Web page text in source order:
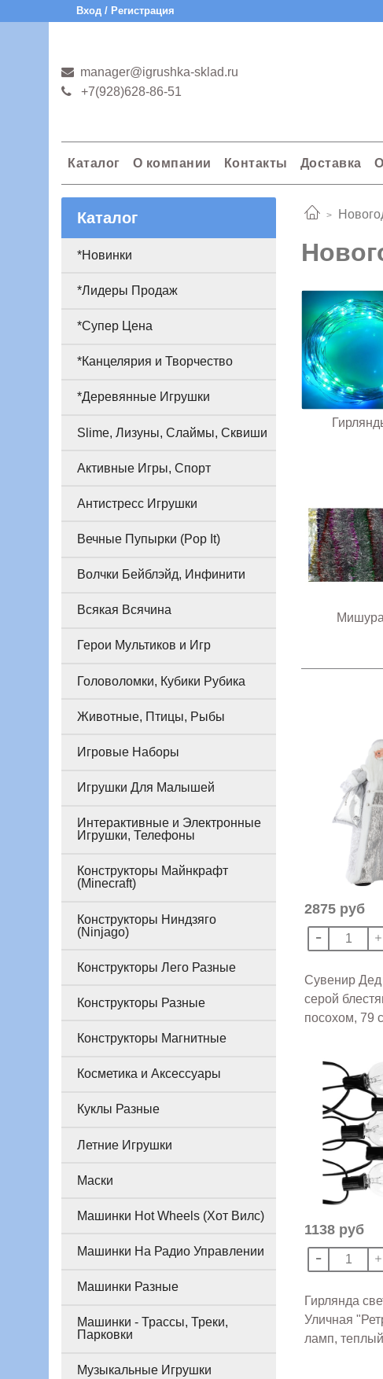
Вход / Регистрация
manager@igrushka-sklad.ru
+7(928)628-86-51
Каталог О компании Контакты Доставка
Мишура
2875 руб
Сувенир
серой
посохом, 79
1138 руб
Гирлянда
Уличная
ламп,
Каталог
*Новинки
*Лидеры Продаж
*Супер Цена
*Канцелярия и Творчество
*Деревянные Игрушки
Slime, Лизуны, Слаймы, Сквиши
Активные Игры, Спорт
Антистресс Игрушки
Вечные Пупырки (Pop It)
Волчки Бейблэйд, Инфинити
Всякая Всячина
Герои Мультиков и Игр
Головоломки, Кубики Рубика
Животные, Птицы, Рыбы
Игровые Наборы
Игрушки Для Малышей
Интерактивные и Электронные
Игрушки, Телефоны
Конструкторы Майнкрафт
(Minecraft)
Конструкторы Ниндзяго
(Ninjago)
Конструкторы Лего Разные
Конструкторы Разные
Конструкторы Магнитные
Косметика и Аксессуары
Куклы Разные
Летние Игрушки
Маски
Машинки Hot Wheels (Хот Вилс)
Машинки На Радио Управлении
Машинки Разные
Машинки - Трассы, Треки,
Парковки
Музыкальные Игрушки